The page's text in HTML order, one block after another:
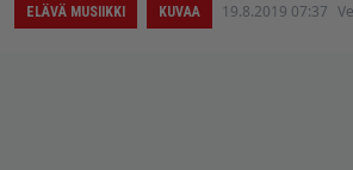
ELÄVÄ MUSIIKKI KUVAA 19.8.2019 07:37